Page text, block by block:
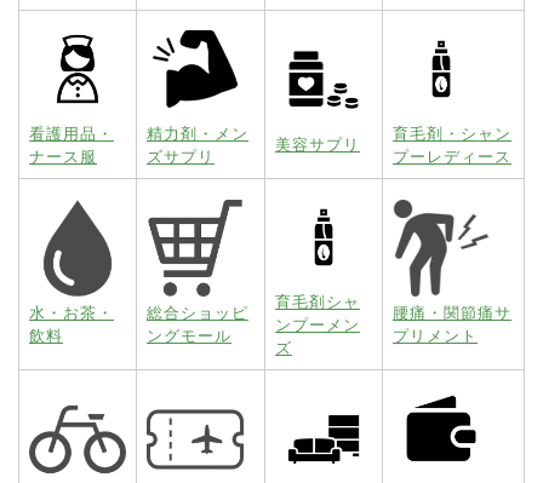
看護用品・
ナース服
精力剤・メン
ズサプリ
美容サプリ
育毛剤・シャン
プーレディース
水・お茶・
飲料
総合ショッピ
ングモール
育毛剤シャ
ンプーメン
ズ
腰痛・関節痛サ
プリメント